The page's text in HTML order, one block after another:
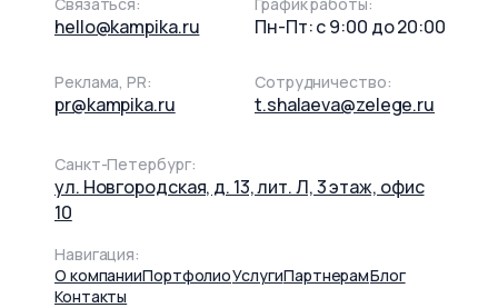
hello@kampika.ru
Реклама, PR:
pr@kampika.ru
Сотрудничество:
t.shalaeva@zelege.ru
Пн-Пт: с 9:00 до 20:00
Санкт-Петербург:
ул. Новгородская, д. 13, лит. Л, 3 этаж, офис
10
Навигация:
О компанииПортфолиоУслугиПартнерамБлог
Контакты